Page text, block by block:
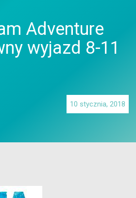
Adventure
wyjazd 8-11
10 stycznia, 2018